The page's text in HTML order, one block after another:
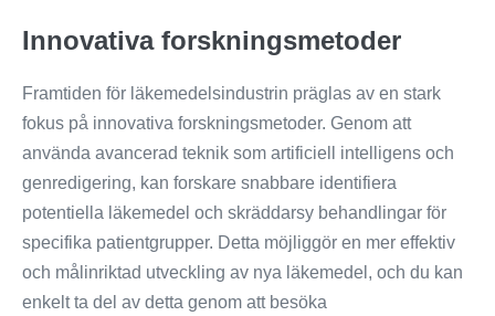
Innovativa forskningsmetoder
Framtiden för läkemedelsindustrin präglas av en stark
fokus på innovativa forskningsmetoder. Genom att
använda avancerad teknik som artificiell intelligens och
genredigering, kan forskare snabbare identifiera
potentiella läkemedel och skräddarsy behandlingar för
specifika patientgrupper. Detta möjliggör en mer effektiv
och målinriktad utveckling av nya läkemedel, och du kan
enkelt ta del av detta genom att besöka